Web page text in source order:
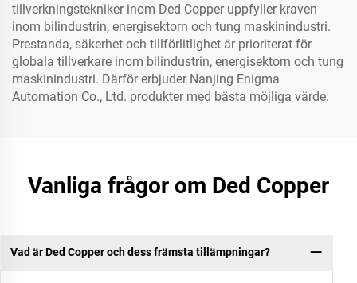
tillverkningstekniker inom Ded Copper uppfyller kraven
inom bilindustrin, energisektorn och tung maskinindustri.
Prestanda, säkerhet och tillförlitlighet är prioriterat för
globala tillverkare inom bilindustrin, energisektorn och tung
maskinindustri. Därför erbjuder Nanjing Enigma
Automation Co., Ltd. produkter med bästa möjliga värde.
Vanliga frågor om Ded Copper
Vad är Ded Copper och dess främsta tillämpningar?